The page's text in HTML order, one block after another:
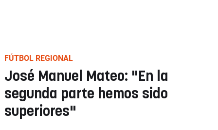
FÚTBOL REGIONAL
José Manuel Mateo: "En la
segunda parte hemos sido
superiores"